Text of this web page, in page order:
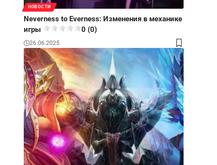
НОВОСТИ
Neverness to Everness: Изменения в механике
игры
0 (0)
26.06.2025